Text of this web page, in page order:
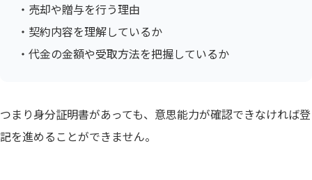
・売却や贈与を行う理由
・契約内容を理解しているか
・代金の金額や受取方法を把握しているか
つまり身分証明書があっても、意思能力が確認できなければ登
記を進めることができません。